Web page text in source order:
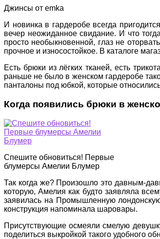
Джинсы от emka
И новинка в гардеробе всегда
вечер неожиданное свидание. И что
просто необыкновенной, глаз не
прочное и износостойкое. В каталоге
Есть брюки из лёгких тканей, есть
раньше не было в женском гардеробе
панталоны под юбкой, которые
Когда появились брюки в
Спешите обновиться! Первые
блумерсы Амелии Блумер
Так когда же? Произошло это давным-
которую, Амелия как будто заявляла
заявилась на Промышленную
конструкция напоминала шаровары.
Присутствующие осмеяли смелую
поделиться выкройкой такого удобного